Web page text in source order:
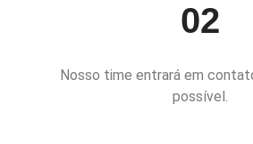
02
Nosso time entrará em
possível.